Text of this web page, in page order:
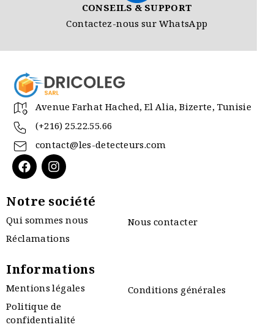
CONSEILS & SUPPORT
Contactez-nous sur WhatsApp
Avenue Farhat Hached, El Alia, Bizerte, Tunisie
(+216) 25.22.55.66
contact@les-detecteurs.com
Notre société
Qui sommes nous
Nous contacter
Réclamations
Informations
Mentions légales
Conditions générales
Politique de
confidentialité